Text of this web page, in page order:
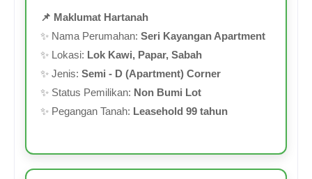
📌 Maklumat Hartanah
✨ Nama Perumahan: Seri Kayangan Apartment
✨ Lokasi: Lok Kawi, Papar, Sabah
✨ Jenis: Semi - D (Apartment) Corner
✨ Status Pemilikan: Non Bumi Lot
✨ Pegangan Tanah: Leasehold 99 tahun